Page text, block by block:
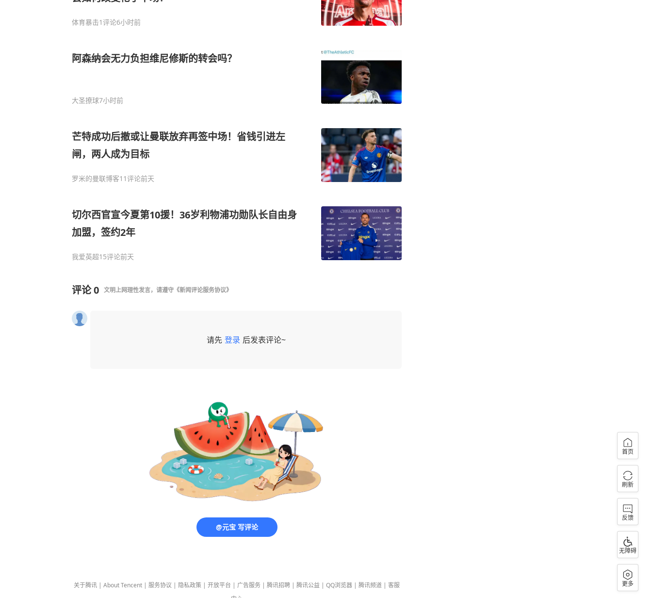
体育暴击1评论6小时前
阿森纳会无力负担维尼修斯的转会吗？
大圣撩球7小时前
芒特成功后撤或让曼联放弃再签中场！省钱引进左
闸，两人成为目标
罗米的曼联博客11评论前天
切尔西官宣今夏第10援！36岁利物浦功勋队长自由身
加盟，签约2年
我爱英超15评论前天
评论0 文明上网理性发言，请遵守 《新闻评论服务协议》
请先 登录 后发表评论~
@元宝 写评论
关于腾讯 | About Tencent | 服务协议 | 隐私政策 | 开放平台 | 广告服务 | 腾讯招聘 | 腾讯公益 | QQ浏览器 | 腾讯频道 | 客服
首页
刷新
反馈
无障碍
更多